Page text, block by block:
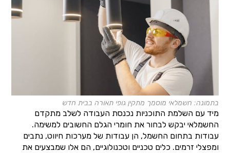
בתמונה: חשמלאי מוסמך מתקין גופי תאורה בבית חדש
מיד עם השלמת התוכניות נכנסת העבודה לשלב מתקדם
החשמלאי יבקש לבחור את חומרי הגלם החשובים למשימה.
עבודות בתחום החשמל, הן עבודות של מערכות חיווט, נתבים
ומפצלי זרמים. כלים טכניים וטכנולוגיים, הם אלו שמבצעים את